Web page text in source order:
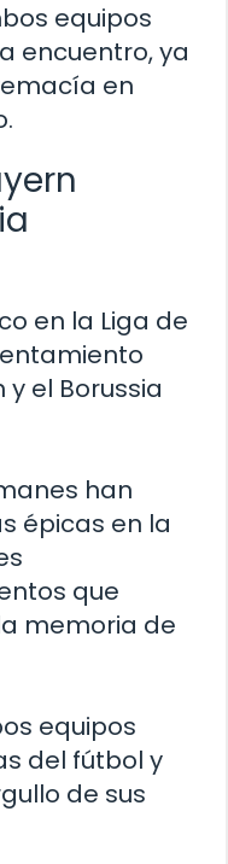
equipos
encuentro, ya
en
en la Liga de
el Borussia
han
épicas en la
que
memoria de
equipos
del fútbol y
de sus